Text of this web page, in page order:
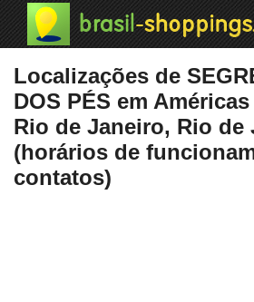
Localizações de
DOS PÉS em
Rio de Janeiro, Rio de
(horários de
contatos)